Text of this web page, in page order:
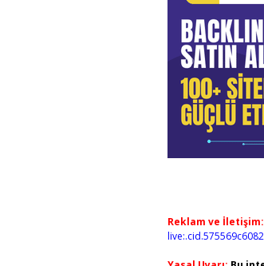
Reklam ve İletişim: